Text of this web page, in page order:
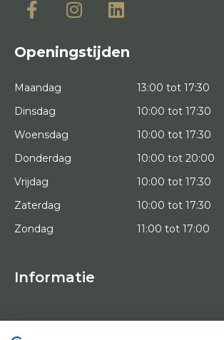
Openingstijden
Maandag
13:00 tot 17:30
Dinsdag
10:00 tot 17:30
Woensdag
10:00 tot 17:30
Donderdag
10:00 tot 20:00
Vrijdag
10:00 tot 17:30
Zaterdag
10:00 tot 17:30
Zondag
11:00 tot 17:00
Informatie
HOME